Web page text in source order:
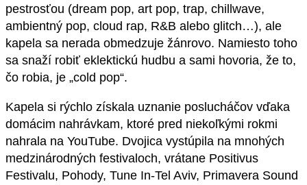
pestrosťou (dream pop, art pop, trap, chillwave,
ambientný pop, cloud rap, R&B alebo glitch…), ale
kapela sa nerada obmedzuje žánrovo. Namiesto toho
sa snaží robiť eklektickú hudbu a sami hovoria, že to,
čo robia, je „cold pop“.
Kapela si rýchlo získala uznanie poslucháčov vďaka
domácim nahrávkam, ktoré pred niekoľkými rokmi
nahrala na YouTube. Dvojica vystúpila na mnohých
medzinárodných festivaloch, vrátane Positivus
Festivalu, Pohody, Tune In-Tel Aviv, Primavera Sound